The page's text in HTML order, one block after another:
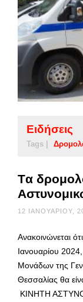
Ειδήσεις
Tags |
Tα
12 ΙΑΝΟΥΑΡΊΟΥ,
Ανακοινώνεται
Ιανουαρίου
Μονάδων της
Θεσσαλίας θα
ΚΙΝΗΤΗ